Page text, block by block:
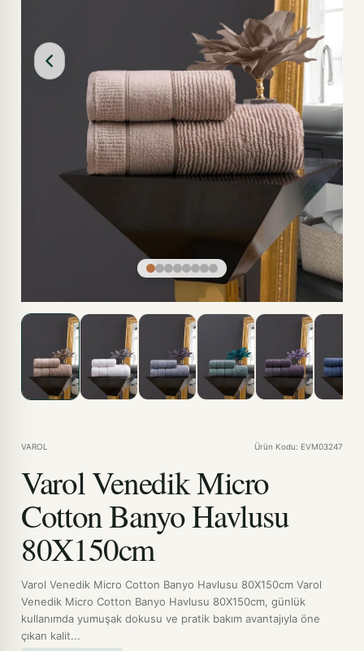
VAROL Ürün Kodu: EVM03247
Varol Venedik Micro
Cotton Banyo Havlusu
80X150cm
Varol Venedik Micro Cotton Banyo Havlusu 80X150cm Varol
Venedik Micro Cotton Banyo Havlusu 80X150cm, günlük
kullanımda yumuşak dokusu ve pratik bakım avantajıyla öne
çıkan kalit...